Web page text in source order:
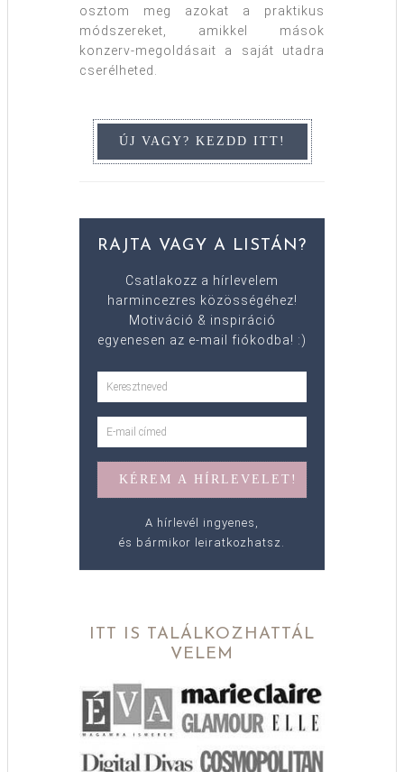
osztom meg azokat a praktikus
módszereket, amikkel mások
konzerv-megoldásait a saját utadra
cserélheted.
RAJTA VAGY A LISTÁN?
Csatlakozz a hírlevelem
harmincezres közösségéhez!
Motiváció & inspiráció
egyenesen az e-mail fiókodba! :)
A hírlevél ingyenes,
és bármikor leiratkozhatsz.
ITT IS TALÁLKOZHATTÁL
VELEM